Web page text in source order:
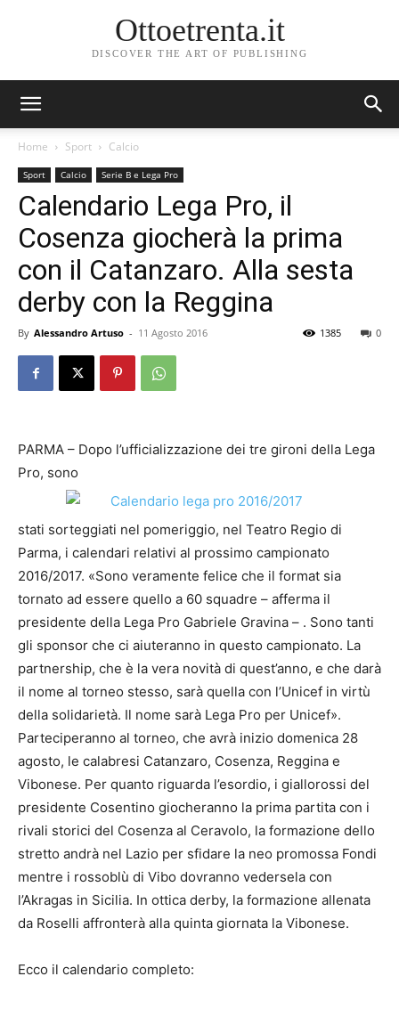
Ottoetrenta.it
DISCOVER THE ART OF PUBLISHING
Home Sport Calcio
Sport Calcio Serie B e Lega Pro
Calendario Lega Pro, il
Cosenza giocherà la prima
con il Catanzaro. Alla sesta
derby con la Reggina
By Alessandro Artuso - 11 Agosto 2016 0
1385
PARMA – Dopo l’ufficializzazione dei tre gironi della Lega
Pro, sono
stati sorteggiati nel pomeriggio, nel Teatro Regio di
Parma, i calendari relativi al prossimo campionato
2016/2017. «Sono veramente felice che il format sia
tornato ad essere quello a 60 squadre – afferma il
presidente della Lega Pro Gabriele Gravina – . Sono tanti
gli sponsor che ci aiuteranno in questo campionato. La
partnership, che è la vera novità di quest’anno, e che darà
il nome al torneo stesso, sarà quella con l’Unicef in virtù
della solidarietà. Il nome sarà Lega Pro per Unicef».
Parteciperanno al torneo, che avrà inizio domenica 28
agosto, le calabresi Catanzaro, Cosenza, Reggina e
Vibonese. Per quanto riguarda l’esordio, i giallorossi del
presidente Cosentino giocheranno la prima partita con i
rivali storici del Cosenza al Ceravolo, la formazione dello
stretto andrà nel Lazio per sfidare la neo promossa Fondi
mentre i rossoblù di Vibo dovranno vedersela con
l’Akragas in Sicilia. In ottica derby, la formazione allenata
da Roselli affronterà alla quinta giornata la Vibonese.
Ecco il calendario completo: